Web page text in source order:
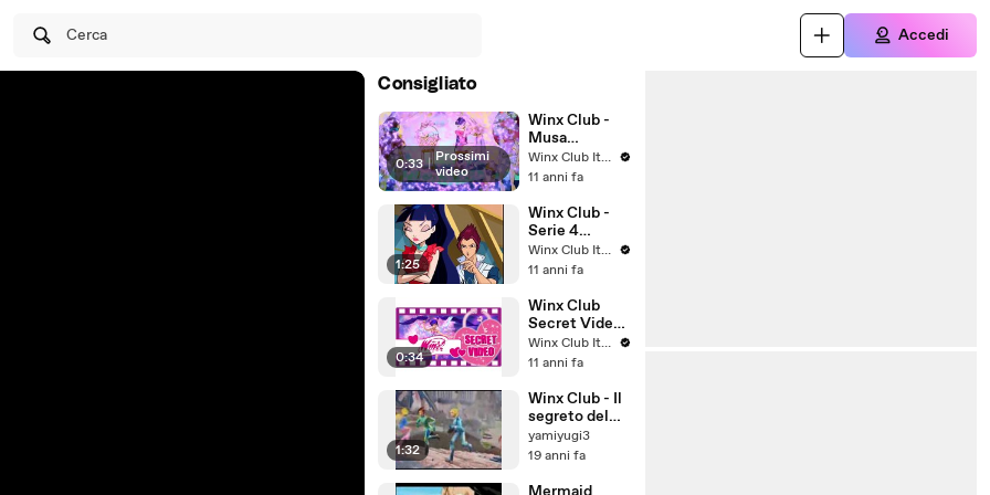
Cerca Accedi
Consigliato
0:33 | Prossimi
video
Winx Club -
Musa
Enchantix-
Believix-
Winx Club Italia
11 anni fa
1:25
Winx Club -
Serie 4
Episodio 10 -
La canzone di
Winx Club Italia
11 anni fa
0:34
Winx Club
Secret Video
- Mythix Musa
Winx Club Italia
11 anni fa
1:32
Winx Club - Il
segreto del
regno perduto
- Trailer
yamiyugi3
19 anni fa